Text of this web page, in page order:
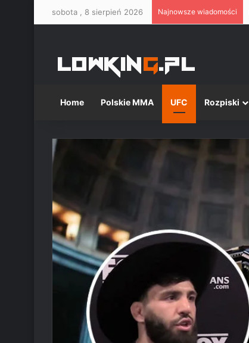
sobota , 8 sierpień 2026 Najnowsze wiadomości
Home Polskie MMA UFC Rozpiski